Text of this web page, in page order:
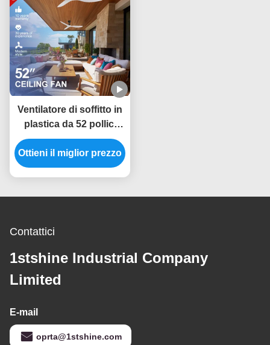
Ventilatore di soffitto in
plastica da 52 pollici
con scelta a 6 velocità e
telecomando
intelligente per la fonte
Ottieni il miglior prezzo
Contattici
1stshine Industrial Company
Limited
E-mail
oprta@1stshine.com